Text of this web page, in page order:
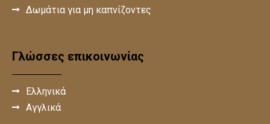
Δωμάτια για μη καπνίζοντες
Γλώσσες επικοινωνίας
Ελληνικά
Αγγλικά